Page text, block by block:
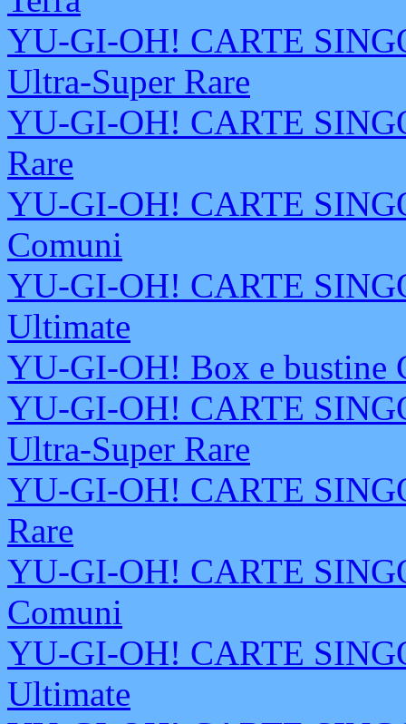
YU-GI-OH! CARTE
Ultra-Super Rare
YU-GI-OH! CARTE
Rare
YU-GI-OH! CARTE
Comuni
YU-GI-OH! CARTE
Ultimate
YU-GI-OH! Box e bustine
YU-GI-OH! CARTE
Ultra-Super Rare
YU-GI-OH! CARTE
Rare
YU-GI-OH! CARTE
Comuni
YU-GI-OH! CARTE
Ultimate